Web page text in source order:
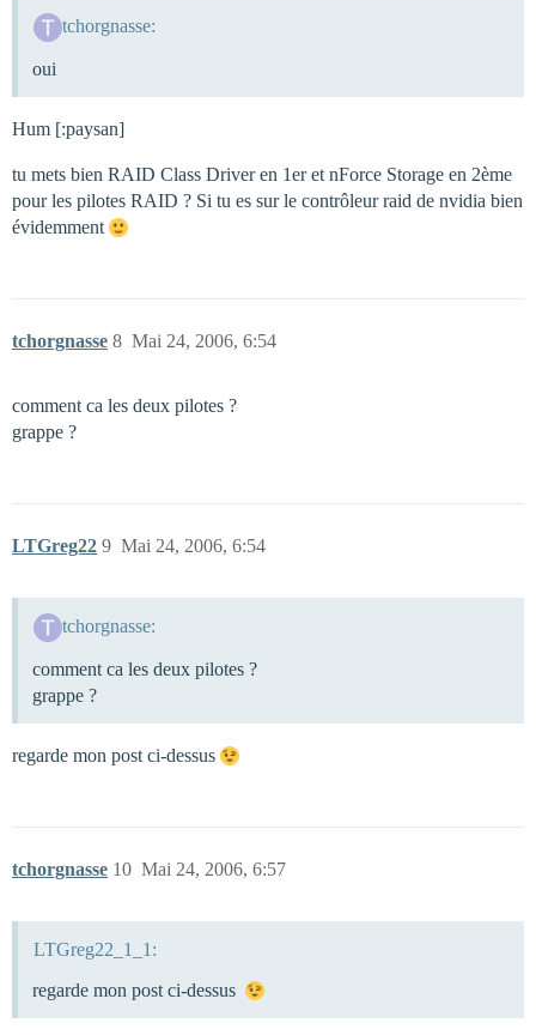
tchorgnasse:
oui
Hum [:paysan]
tu mets bien RAID Class Driver en 1er et nForce Storage en 2ème
pour les pilotes RAID ? Si tu es sur le contrôleur raid de nvidia bien
évidemment
tchorgnasse Mai 24, 2006, 6:54
8
comment ca les deux pilotes ?
grappe ?
LTGreg22 Mai 24, 2006, 6:54
9
tchorgnasse:
comment ca les deux pilotes ?
grappe ?
regarde mon post ci-dessus
tchorgnasse Mai 24, 2006, 6:57
10
LTGreg22_1_1:
regarde mon post ci-dessus